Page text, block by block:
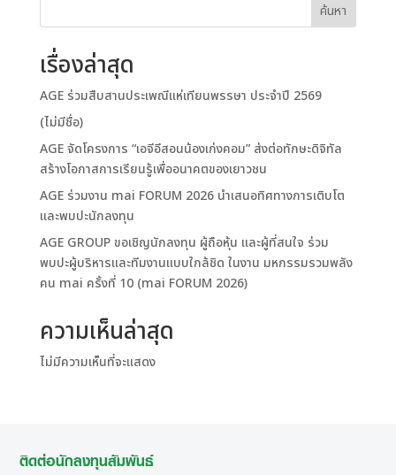
ค้นหา
เรื่องล่าสุด
AGE ร่วมสืบสานประเพณีแห่เทียนพรรษา ประจำปี 2569
(ไม่มีชื่อ)
AGE จัดโครงการ “เอจีอีสอนน้องเก่งคอม” ส่งต่อทักษะดิจิทัล
สร้างโอกาสการเรียนรู้เพื่ออนาคตของเยาวชน
AGE ร่วมงาน mai FORUM 2026 นำเสนอทิศทางการเติบโต
และพบปะนักลงทุน
AGE GROUP ขอเชิญนักลงทุน ผู้ถือหุ้น และผู้ที่สนใจ ร่วม
พบปะผู้บริหารและทีมงานแบบใกล้ชิด ในงาน มหกรรมรวมพลัง
คน mai ครั้งที่ 10 (mai FORUM 2026)
ความเห็นล่าสุด
ไม่มีความเห็นที่จะแสดง
ติดต่อนักลงทุนสัมพันธ์